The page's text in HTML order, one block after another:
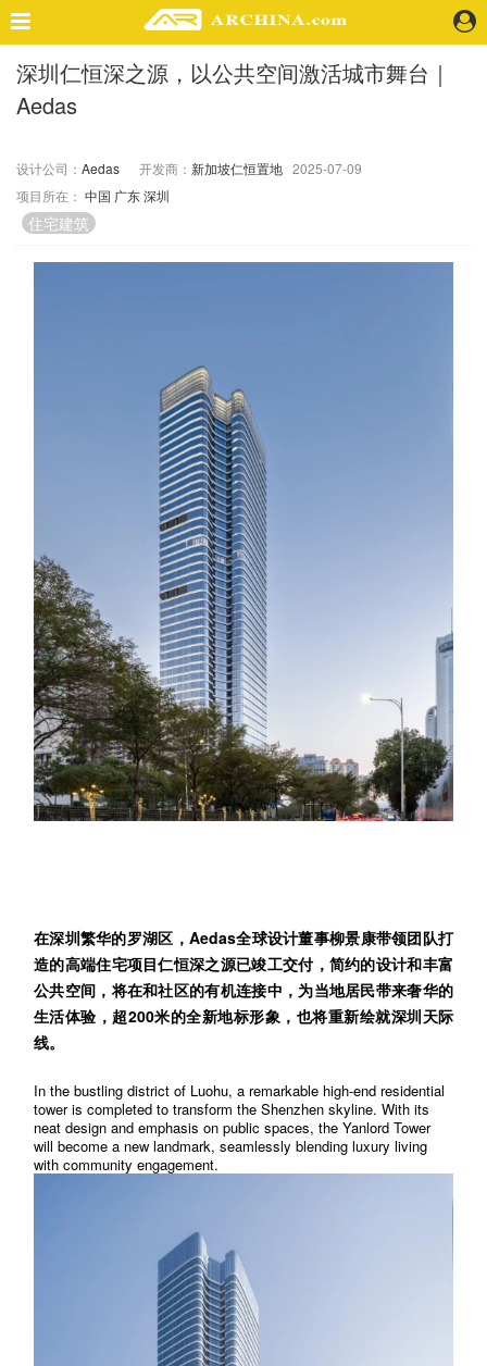
精选案例
建 筑
室 内
视 频
头条资讯
企业会员
关于投稿
广告投放
关于我们
联系我们
深圳仁恒深之源，以公共空间激活城市舞台｜
Aedas
设计公司： Aedas 开发商： 新加坡仁恒置地 2025-07-09
项目所在： 中国 广东深圳
住宅建筑
在深圳繁华的罗湖区，Aedas全球设计董事柳景康带领团队打
造的高端住宅项目仁恒深之源已竣工交付，简约的设计和丰富
公共空间，将在和社区的有机连接中，为当地居民带来奢华的
生活体验，超200米的全新地标形象，也将重新绘就深圳天际
线。
In the bustling district of Luohu, a remarkable high-end residential
tower is completed to transform the Shenzhen skyline. With its
neat design and emphasis on public spaces, the Yanlord Tower
will become a new landmark, seamlessly blending luxury living
with community engagement.